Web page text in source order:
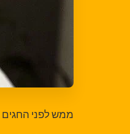
ממש לפני החגים